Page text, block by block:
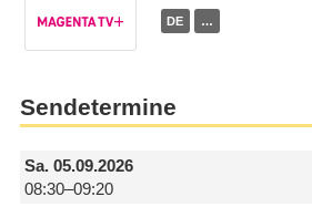
DE …
Sendetermine
Sa.05.09.2026
08:30–09:20